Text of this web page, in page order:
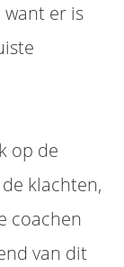
er is
op de
klachten,
coachen
van dit